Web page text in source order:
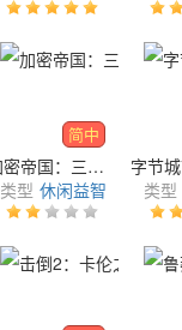
简中
加密帝国：三消大战（CryptoEmpire: Match-3 Battle）
类型 休闲益智
类型